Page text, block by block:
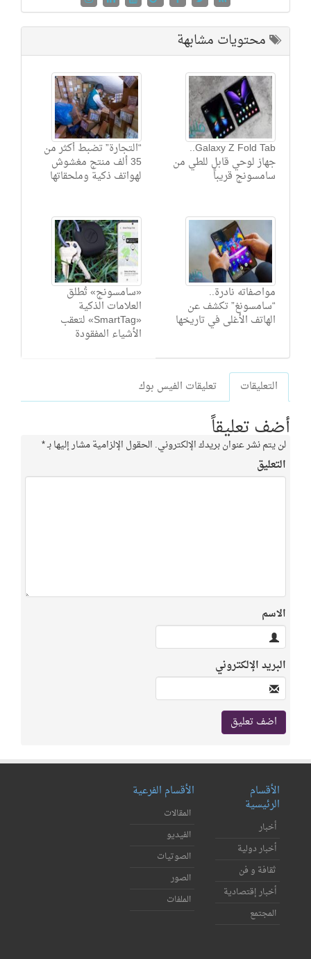
محتويات مشابهة
“التجارة” تضبط أكثر من
35 ألف منتج مغشوش
لهواتف ذكية وملحقاتها
Galaxy Z Fold Tab..
جهاز لوحي قابل للطي من
سامسونج قريباً‎
«سامسونج» تُطلق
العلامات الذكية
«SmartTag» لتعقب
الأشياء المفقودة
مواصفاته نادرة..
“سامسونغ” تكشف عن
الهاتف الأغلى في تاريخها
التعليقات تعليقات الفيس بوك
أضف تعليقاً
لن يتم نشر عنوان بريدك الإلكتروني. الحقول الإلزامية مشار إليها بـ*
التعليق
الاسم
البريد الإلكتروني
الأقسام
الرئيسية
أخبار
أخبار دولية
ثقافة و فن
أخبار إقتصادية
المجتمع
الأقسام الفرعية
المقالات
الفيديو
الصوتيات
الصور
الملفات